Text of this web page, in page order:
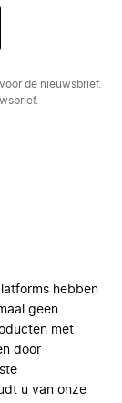
de nieuwsbrief.
hebben
geen
met
door
u van onze